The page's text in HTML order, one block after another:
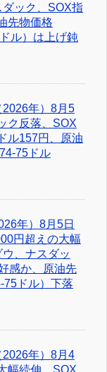
ダック、SOX指
先物価格
ル）は上げ鈍
2026年）8月5
ク反落、SOX
ル157円、原油
75ドル
年）8月5日
円超えの大幅
ウ、ナスダッ
感か、原油先
75ドル）下落
2026年）8月4
幅続伸、SOX